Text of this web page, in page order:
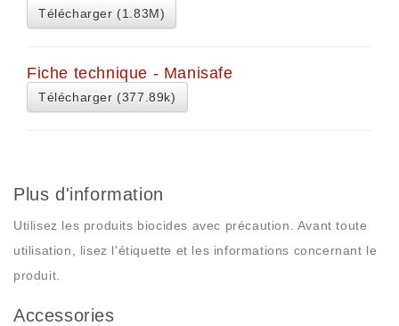
Télécharger (1.83M)
Fiche technique - Manisafe
Télécharger (377.89k)
Plus d'information
Utilisez les produits biocides avec précaution. Avant toute
utilisation, lisez l'étiquette et les informations concernant le
produit.
Accessories